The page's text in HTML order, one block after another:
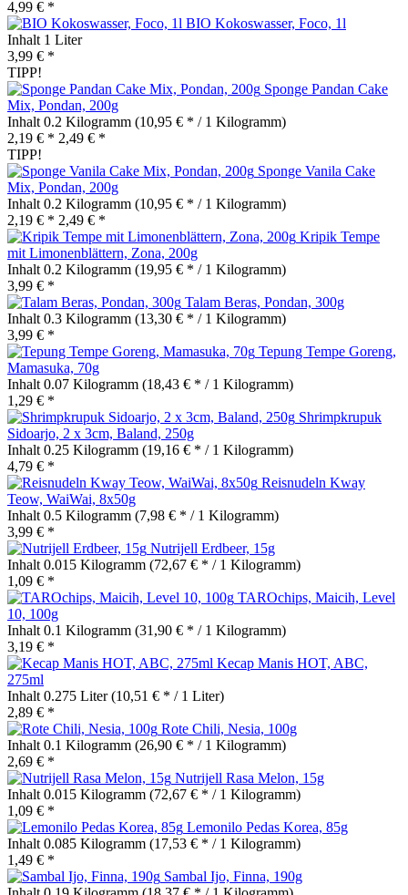
4,99 € *
BIO Kokoswasser, Foco, 1l
Inhalt 1 Liter
3,99 € *
TIPP!
Sponge Pandan Cake
Mix, Pondan, 200g
Inhalt 0.2 Kilogramm (10,95 € * / 1 Kilogramm)
2,19 € * 2,49 € *
TIPP!
Sponge Vanila Cake
Mix, Pondan, 200g
Inhalt 0.2 Kilogramm (10,95 € * / 1 Kilogramm)
2,19 € * 2,49 € *
Kripik Tempe
mit Limonenblättern, Zona, 200g
Inhalt 0.2 Kilogramm (19,95 € * / 1 Kilogramm)
3,99 € *
Talam Beras, Pondan, 300g
Inhalt 0.3 Kilogramm (13,30 € * / 1 Kilogramm)
3,99 € *
Tepung Tempe Goreng,
Mamasuka, 70g
Inhalt 0.07 Kilogramm (18,43 € * / 1 Kilogramm)
1,29 € *
Shrimpkrupuk
Sidoarjo, 2 x 3cm, Baland, 250g
Inhalt 0.25 Kilogramm (19,16 € * / 1 Kilogramm)
4,79 € *
Reisnudeln Kway
Teow, WaiWai, 8x50g
Inhalt 0.5 Kilogramm (7,98 € * / 1 Kilogramm)
3,99 € *
Nutrijell Erdbeer, 15g
Inhalt 0.015 Kilogramm (72,67 € * / 1 Kilogramm)
1,09 € *
TAROchips, Maicih, Level
10, 100g
Inhalt 0.1 Kilogramm (31,90 € * / 1 Kilogramm)
3,19 € *
Kecap Manis HOT, ABC,
275ml
Inhalt 0.275 Liter(10,51 € * / 1 Liter)
2,89 € *
Rote Chili, Nesia, 100g
Inhalt 0.1 Kilogramm (26,90 € * / 1 Kilogramm)
2,69 € *
Nutrijell Rasa Melon, 15g
Inhalt 0.015 Kilogramm (72,67 € * / 1 Kilogramm)
1,09 € *
Lemonilo Pedas Korea, 85g
Inhalt 0.085 Kilogramm (17,53 € * / 1 Kilogramm)
1,49 € *
Sambal Ijo, Finna, 190g